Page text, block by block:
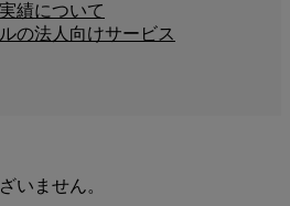
績について
の法人向けサービス
いません。